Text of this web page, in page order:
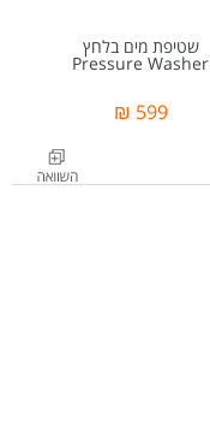
שטיפת מים בלחץ
Pressure Washer
599 ₪